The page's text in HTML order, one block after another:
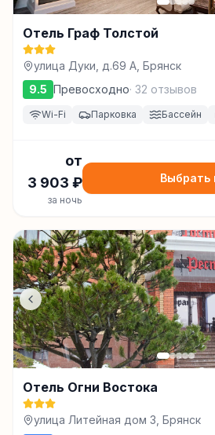
Отель Граф Толстой
улица Дуки, д.69 А, Брянск
9.5 Превосходно· 32 отзывов
Wi-Fi Парковка Бассейн
от
3 903 ₽
за ночь
Выбрать
Отель Огни Востока
улица Литейная дом 3, Брянск